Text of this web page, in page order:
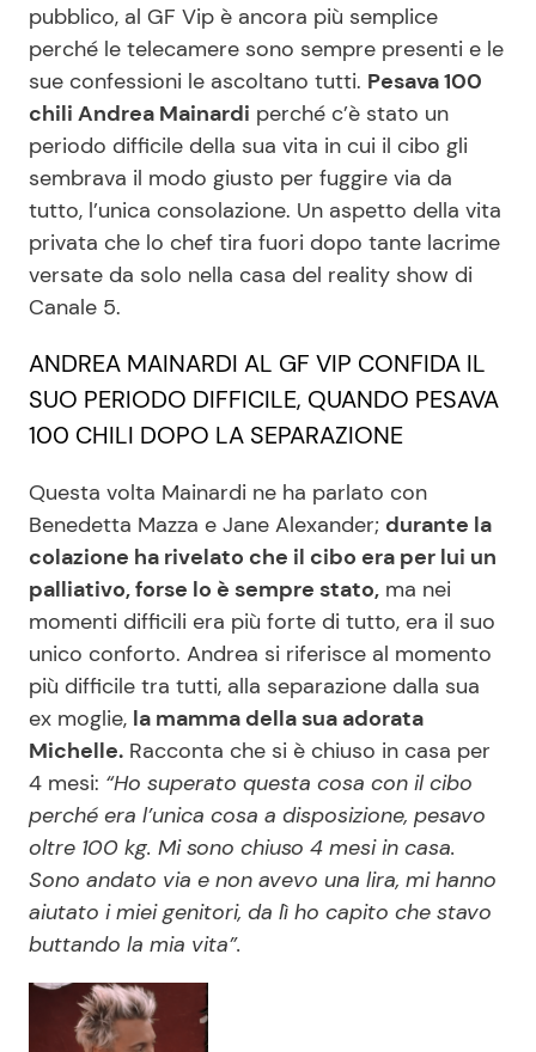
Salute
Viaggi e Turismo
Festività
Ricette Facili e Veloci
Ricette Feste
Ricette per Bambini
Seguici
Info
Disclaimer e Privacy
Redazione
Contattaci
Privacy Policy
pubblico, al GF Vip è ancora più semplice
perché le telecamere sono sempre presenti e le
sue confessioni le ascoltano tutti. Pesava 100
chili Andrea Mainardi perché c’è stato un
periodo difficile della sua vita in cui il cibo gli
sembrava il modo giusto per fuggire via da
tutto, l’unica consolazione. Un aspetto della vita
privata che lo chef tira fuori dopo tante lacrime
versate da solo nella casa del reality show di
Canale 5.
ANDREA MAINARDI AL GF VIP CONFIDA IL
SUO PERIODO DIFFICILE, QUANDO PESAVA
100 CHILI DOPO LA SEPARAZIONE
Questa volta Mainardi ne ha parlato con
Benedetta Mazza e Jane Alexander; durante la
colazione ha rivelato che il cibo era per lui un
palliativo, forse lo è sempre stato, ma nei
momenti difficili era più forte di tutto, era il suo
unico conforto. Andrea si riferisce al momento
più difficile tra tutti, alla separazione dalla sua
ex moglie, la mamma della sua adorata
Michelle. Racconta che si è chiuso in casa per
4 mesi: “Ho superato questa cosa con il cibo
perché era l’unica cosa a disposizione, pesavo
oltre 100 kg. Mi sono chiuso 4 mesi in casa.
Sono andato via e non avevo una lira, mi hanno
aiutato i miei genitori, da lì ho capito che stavo
buttando la mia vita”.